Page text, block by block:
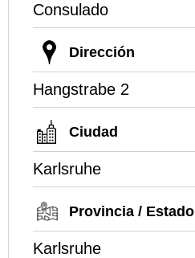
Consulado
Dirección
Hangstrabe 2
Ciudad
Karlsruhe
Provincia / Estado
Karlsruhe